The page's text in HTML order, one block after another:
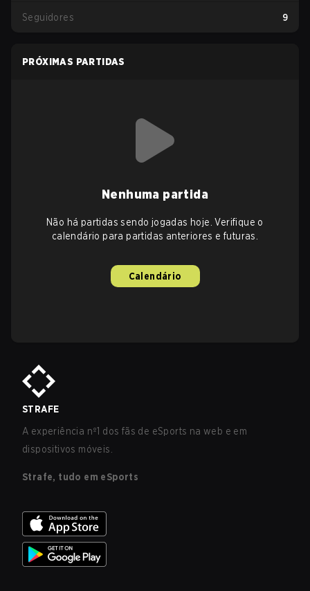
Seguidores 9
PRÓXIMAS PARTIDAS
Nenhuma partida
Não há partidas sendo jogadas hoje. Verifique o
calendário para partidas anteriores e futuras.
Calendário
STRAFE
A experiência nº1 dos fãs de eSports na web e em
dispositivos móveis.
Strafe, tudo em eSports